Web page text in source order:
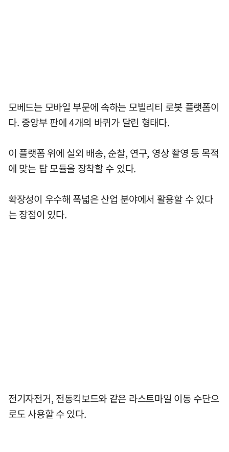
모베드는 모바일 부문에 속하는 모빌리티 로봇 플랫폼이
다. 중앙부 판에 4개의 바퀴가 달린 형태다.
이 플랫폼 위에 실외 배송, 순찰, 연구, 영상 촬영 등 목적
에 맞는 탑 모듈을 장착할 수 있다.
확장성이 우수해 폭넓은 산업 분야에서 활용할 수 있다
는 장점이 있다.
전기자전거, 전동킥보드와 같은 라스트마일 이동 수단으
로도 사용할 수 있다.